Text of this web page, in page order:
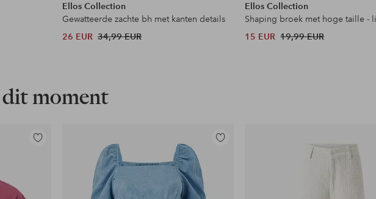
Ellos Collection
Gewatteerde zachte bh met kanten details
26 EUR 34,99 EUR
Ellos Collection
15 EUR 19,99 EUR
moment
Toevoegen
Toevoegen